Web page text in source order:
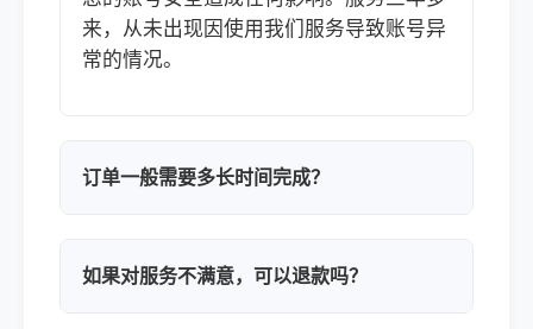
来，从未出现因使用我们服务导致账号异
常的情况。
订单一般需要多长时间完成？
如果对服务不满意，可以退款吗？